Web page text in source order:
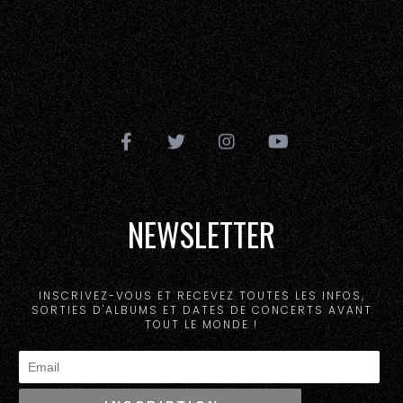
NEWSLETTER
INSCRIVEZ-VOUS ET RECEVEZ TOUTES LES INFOS,
SORTIES D'ALBUMS ET DATES DE CONCERTS AVANT
TOUT LE MONDE !